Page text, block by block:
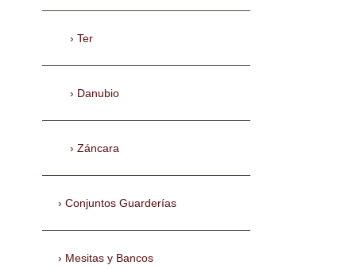
Ter
Danubio
Záncara
Conjuntos Guarderías
Mesitas y Bancos